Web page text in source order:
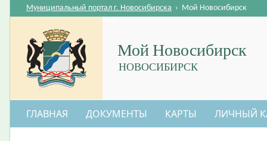
Мой Новосибирск
НОВОСИБИРСК
Муниципальный портал г. Новосибирска › Мой Новосибирск
ГЛАВНАЯ ДОКУМЕНТЫ КАРТЫ ЛИЧНЫЙ